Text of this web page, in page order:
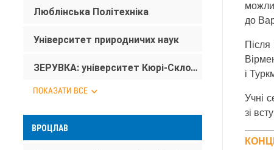
Люблінська Політехніка
Університет природничих наук
ЗЕРУВКА: університет Кюрі-Склодовської
ПОКАЗАТИ ВСЕ
ВРОЦЛАВ
до
Після
і
Учні
зі